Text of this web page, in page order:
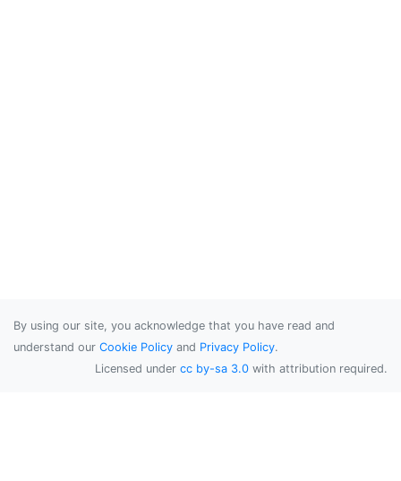
By using our site, you acknowledge that you have read and
understand our Cookie Policy and Privacy Policy.
Licensed under cc by-sa 3.0 with attribution required.